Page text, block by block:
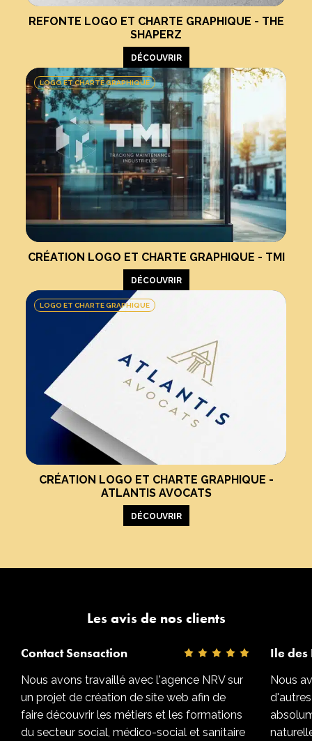
REFONTE LOGO ET CHARTE GRAPHIQUE - THE
SHAPERZ
DÉCOUVRIR
CRÉATION LOGO ET CHARTE GRAPHIQUE - TMI
DÉCOUVRIR
LOGO ET CHARTE GRAPHIQUE
CRÉATION LOGO ET CHARTE GRAPHIQUE -
ATLANTIS AVOCATS
DÉCOUVRIR
LOGO ET CHARTE GRAPHIQUE
Les avis de nos clients
Contact Sensaction
Nous avons travaillé avec l'agence NRV sur
un projet de création de site web afin de
faire découvrir les métiers et les formations
du secteur social, médico-social et sanitaire
Ile des
Nous